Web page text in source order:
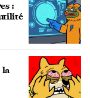
:
la